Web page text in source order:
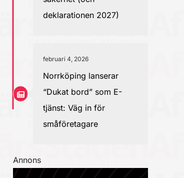
deklarationen 2027)
februari 4, 2026
Norrköping lanserar
“Dukat bord” som E-
tjänst: Väg in för
småföretagare
Annons